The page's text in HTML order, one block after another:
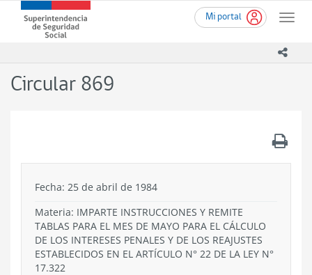
contenido
Mi portal
Toggle
Superintendencia
de
-
Circular 869
Fecha: 25 de abril de 1984
Materia: IMPARTE INSTRUCCIONES Y REMITE
TABLAS PARA EL MES DE MAYO PARA EL CÁLCULO
DE LOS INTERESES PENALES Y DE LOS REAJUSTES
ESTABLECIDOS EN EL ARTÍCULO N° 22 DE LA LEY N°
17.322